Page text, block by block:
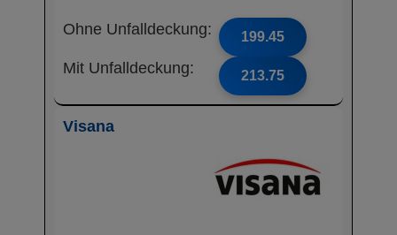
Ohne Unfalldeckung: 199.45
Mit Unfalldeckung: 213.75
Visana